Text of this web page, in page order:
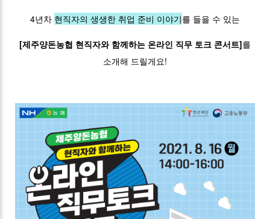
4년차 현직자의 생생한 취업 준비 이야기를 들을 수 있는
[제주양돈농협 현직자와 함께하는 온라인 직무 토크 콘서트]를
소개해 드릴게요!